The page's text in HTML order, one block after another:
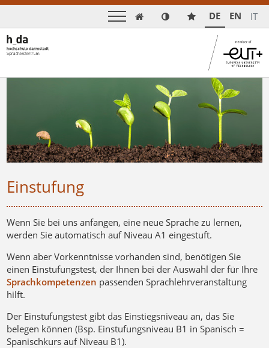
 DE EN IT
Einstufung
Wenn Sie bei uns anfangen, eine neue Sprache zu lernen,
werden Sie automatisch auf Niveau A1 eingestuft.
Wenn aber Vorkenntnisse vorhanden sind, benötigen Sie
einen Einstufungstest, der Ihnen bei der Auswahl der für Ihre
Sprachkompetenzen passenden Sprachlehrveranstaltung
hilft.
Der Einstufungstest gibt das Einstiegsniveau an, das Sie
belegen können (Bsp. Einstufungsniveau B1 in Spanisch =
Spanischkurs auf Niveau B1).